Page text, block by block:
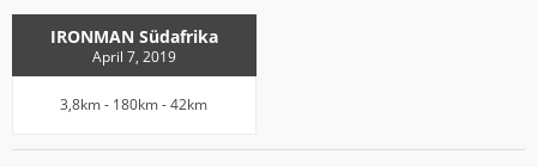
IRONMAN Südafrika
April 7, 2019
3,8km - 180km - 42km